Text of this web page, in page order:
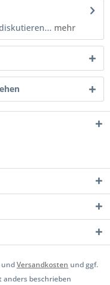
mehr
undVersandkosten und ggf.
beschrieben